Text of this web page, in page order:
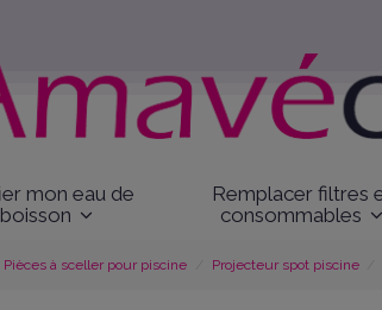
mon eau de
boisson
Remplacer filtres
consommables
Pièces à sceller pour piscine Projecteur spot piscine